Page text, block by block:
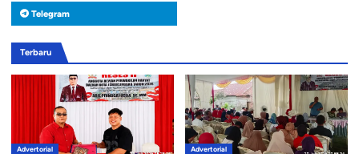
Telegram
Terbaru
Advertorial Advertorial